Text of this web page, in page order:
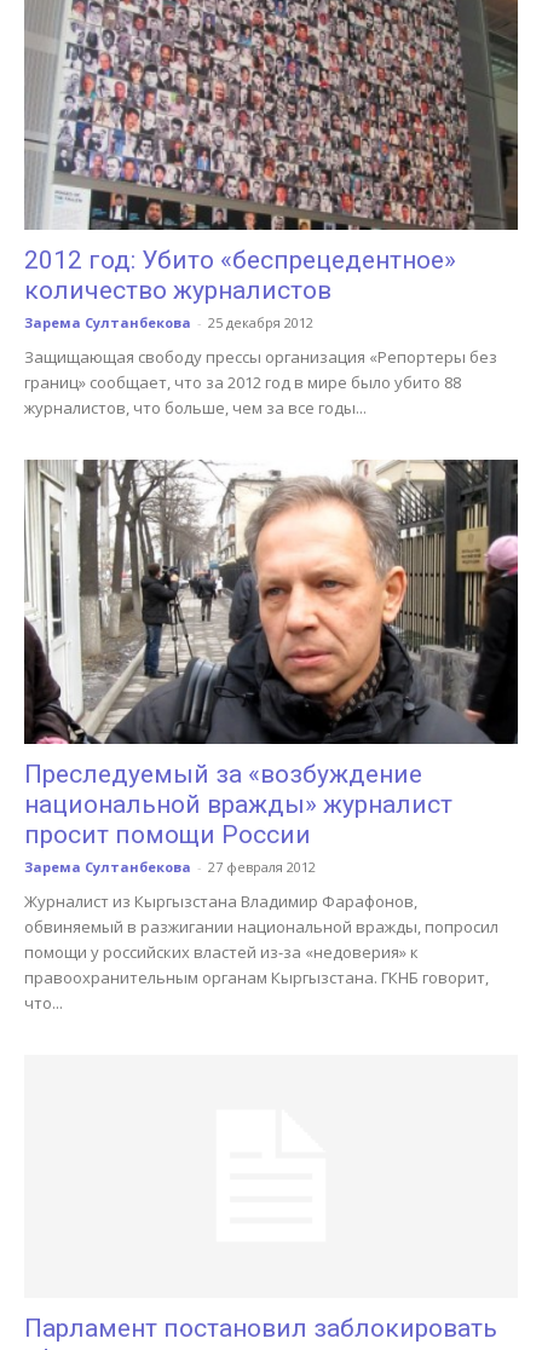
2012 год: Убито «беспрецедентное»
количество журналистов
Зарема Султанбекова - 25 декабря 2012
Защищающая свободу прессы организация «Репортеры без
границ» сообщает, что за 2012 год в мире было убито 88
журналистов, что больше, чем за все годы...
Преследуемый за «возбуждение
национальной вражды» журналист
просит помощи России
Зарема Султанбекова - 27 февраля 2012
Журналист из Кыргызстана Владимир Фарафонов,
обвиняемый в разжигании национальной вражды, попросил
помощи у российских властей из-за «недоверия» к
правоохранительным органам Кыргызстана. ГКНБ говорит,
что...
Парламент постановил заблокировать